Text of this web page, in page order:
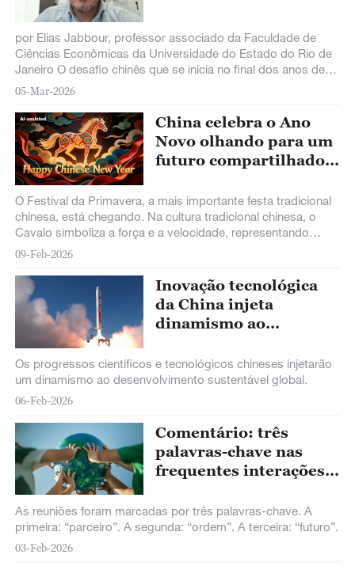
por Elias Jabbour, professor associado da Faculdade de
Ciências Econômicas da Universidade do Estado do Rio de
Janeiro O desafio chinês que se inicia no final dos anos de
1970, com as reformas
05-Mar-2026
China celebra o Ano
Novo olhando para um
futuro compartilhado
O Festival da Primavera, a mais importante festa tradicional
chinesa, está chegando. Na cultura tradicional chinesa, o
Cavalo simboliza a força e a velocidade, representando
ainda qualidades como diligência, coragem e resiliência. O
abertura e progresso da nação chinesa. No novo ano, que a
China e o mundo sigam juntos, avançando com
determinação rumo a um futuro de desenvolvimento ainda
maior.
09-Feb-2026
Inovação tecnológica
da China injeta
dinamismo ao
sustentável global
Os progressos científicos e tecnológicos chineses injetarão
um dinamismo ao desenvolvimento sustentável global.
06-Feb-2026
Comentário: três
palavras-chave nas
frequentes interações
ocidentais
As reuniões foram marcadas por três palavras-chave. A
primeira: “parceiro”. A segunda: “ordem”. A terceira: “futuro”.
03-Feb-2026